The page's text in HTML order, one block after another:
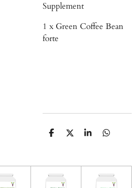
Supplement
1 x Green Coffee Bean
forte
D
n
D
S
e
D
n